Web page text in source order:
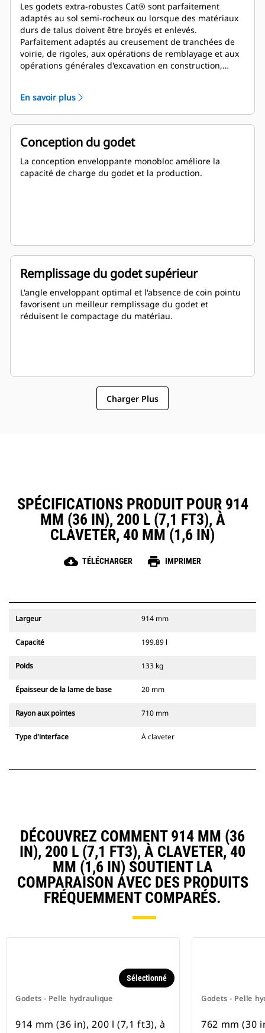
Les godets extra-robustes Cat® sont parfaitement
adaptés au sol semi-rocheux ou lorsque des matériaux
durs de talus doivent être broyés et enlevés.
Parfaitement adaptés au creusement de tranchées de
voirie, de rigoles, aux opérations de remblayage et aux
opérations générales d'excavation en construction,
En savoir plus
Conception du godet
La conception enveloppante monobloc améliore la
capacité de charge du godet et la production.
Remplissage du godet supérieur
L'angle enveloppant optimal et l'absence de coin pointu
favorisent un meilleur remplissage du godet et
réduisent le compactage du matériau.
Charger Plus
SPÉCIFICATIONS PRODUIT POUR 914
MM (36 IN), 200 L (7,1 FT3), À
CLAVETER, 40 MM (1,6 IN)
cloud_download TÉLÉCHARGER print IMPRIMER
Largeur 914 mm
Capacité 199.89 l
Poids 133 kg
Épaisseur de la lame de base 20 mm
Rayon aux pointes 710 mm
Type d'interface À claveter
DÉCOUVREZ COMMENT 914 MM (36
IN), 200 L (7,1 FT3), À CLAVETER, 40
MM (1,6 IN) SOUTIENT LA
COMPARAISON AVEC DES PRODUITS
FRÉQUEMMENT COMPARÉS.
Godets - Pelle hydraulique
Sélectionné
914 mm (36 in), 200 l (7,1 ft3), à
Godets - Pelle
762 mm (30